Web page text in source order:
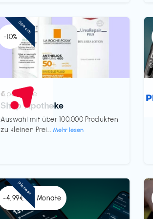
-10%
Apotheke
Shop Apotheke
Auswahl mit über 100.000 Produkten
zu kleinen Prei... Mehr lesen
€‎
Special
-4,99€ x 6 Monate
Pioneer